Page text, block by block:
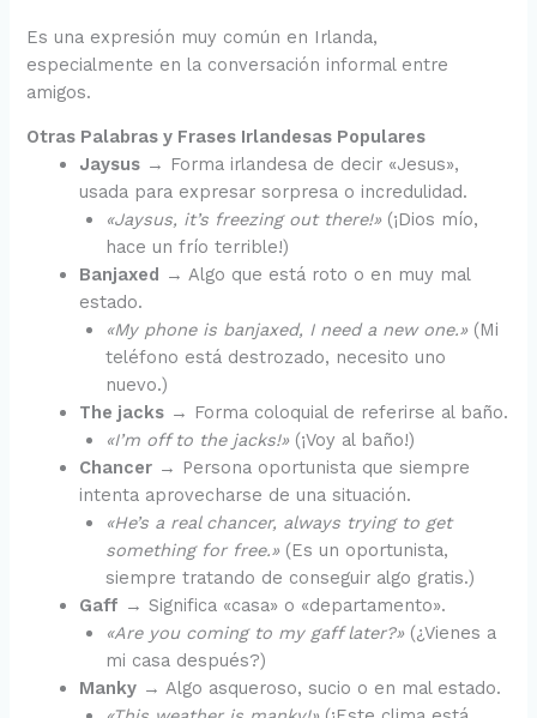
Es una expresión muy común en Irlanda,
especialmente en la conversación informal entre
amigos.
Otras Palabras y Frases Irlandesas Populares
Jaysus → Forma irlandesa de decir «Jesus»,
usada para expresar sorpresa o incredulidad.
«Jaysus, it’s freezing out there!» (¡Dios mío,
hace un frío terrible!)
Banjaxed → Algo que está roto o en muy mal
estado.
«My phone is banjaxed, I need a new one.» (Mi
teléfono está destrozado, necesito uno
nuevo.)
The jacks → Forma coloquial de referirse al baño.
«I’m off to the jacks!» (¡Voy al baño!)
Chancer → Persona oportunista que siempre
intenta aprovecharse de una situación.
«He’s a real chancer, always trying to get
something for free.» (Es un oportunista,
siempre tratando de conseguir algo gratis.)
Gaff → Significa «casa» o «departamento».
«Are you coming to my gaff later?» (¿Vienes a
mi casa después?)
Manky → Algo asqueroso, sucio o en mal estado.